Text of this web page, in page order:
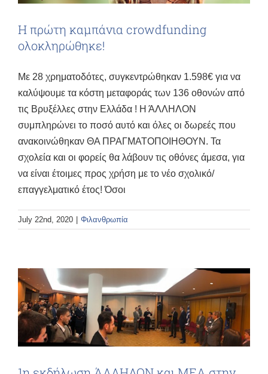
Η πρώτη καμπάνια crowdfunding
ολοκληρώθηκε!
Με 28 χρηματοδότες, συγκεντρώθηκαν 1.598€ για να
καλύψουμε τα κόστη μεταφοράς των 136 οθονών από
τις Βρυξέλλες στην Ελλάδα ! Η ΆΛΛΗΛΟΝ
συμπληρώνει το ποσό αυτό και όλες οι δωρεές που
ανακοινώθηκαν ΘΑ ΠΡΑΓΜΑΤΟΠΟΙΗΘΟΥΝ. Τα
σχολεία και οι φορείς θα λάβουν τις οθόνες άμεσα, για
να είναι έτοιμες προς χρήση με το νέο σχολικό/
επαγγελματικό έτος! Όσοι
July 22nd, 2020 Φιλανθρωπία